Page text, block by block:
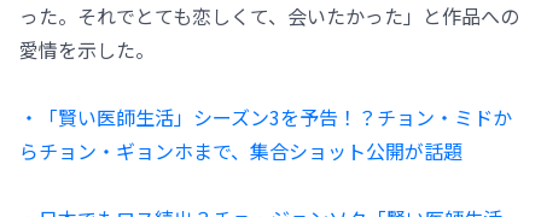
った。それでとても恋しくて、会いたかった」と作品への
愛情を示した。
・「賢い医師生活」シーズン3を予告！？チョン・ミドか
らチョン・ギョンホまで、集合ショット公開が話題